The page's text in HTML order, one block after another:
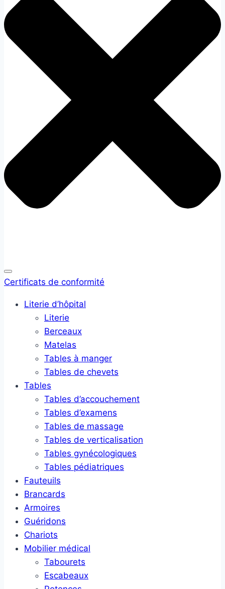
Certificats de conformité
Literie d’hôpital
Literie
Berceaux
Matelas
Tables à manger
Tables de chevets
Tables
Tables d’accouchement
Tables d’examens
Tables de massage
Tables de verticalisation
Tables gynécologiques
Tables pédiatriques
Fauteuils
Brancards
Armoires
Guéridons
Chariots
Mobilier médical
Tabourets
Escabeaux